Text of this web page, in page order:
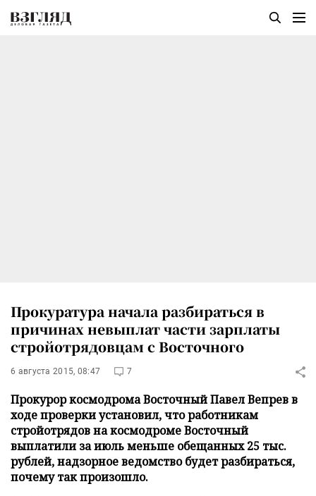
Прокуратура начала разбираться в
причинах невыплат части зарплаты
стройотрядовцам с Восточного
6 августа 2015, 08:47 7
Прокурор космодрома Восточный Павел Вепрев в
ходе проверки установил, что работникам
стройотрядов на космодроме Восточный
выплатили за июль меньше обещанных 25 тыс.
рублей, надзорное ведомство будет разбираться,
почему так произошло.